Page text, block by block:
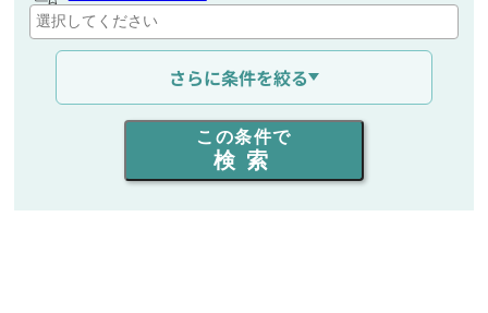
通信距離を選ぶ
出力を選ぶ
同時通話人数を選ぶ
さらに条件を絞る
この条件で
検索